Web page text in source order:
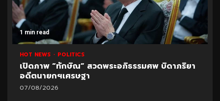
1 min read
HOT NEWS POLITICS
เปิดภาพ “ทักษิณ” สวดพระอภิธรรมศพ บิดาภริยา
อดีตนายกฯเศรษฐา
07/08/2026